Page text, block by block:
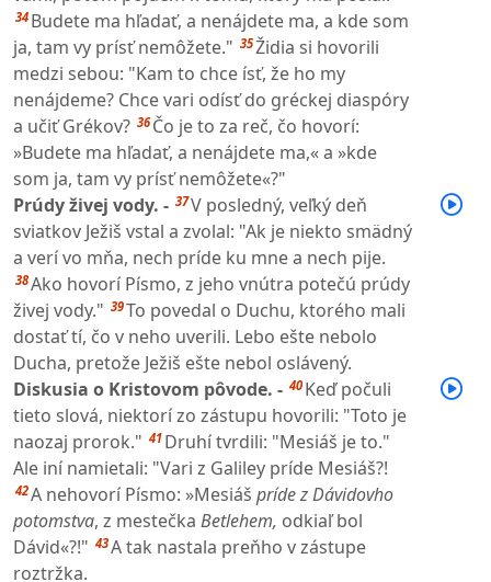
34 Budete ma hľadať, a nenájdete ma, a kde som
ja, tam vy prísť nemôžete." 35Židia si hovorili
medzi sebou: "Kam to chce ísť, že ho my
nenájdeme? Chce vari odísť do gréckej diaspóry
a učiť Grékov? 36 Čo je to za reč, čo hovorí:
»Budete ma hľadať, a nenájdete ma,« a »kde
som ja, tam vy prísť nemôžete«?"
Prúdy živej vody. - 37V posledný, veľký deň
sviatkov Ježiš vstal a zvolal: "Ak je niekto smädný
a verí vo mňa, nech príde ku mne a nech pije.
38Ako hovorí Písmo, z jeho vnútra potečú prúdy
živej vody." 39To povedal o Duchu, ktorého mali
dostať tí, čo v neho uverili. Lebo ešte nebolo
Ducha, pretože Ježiš ešte nebol oslávený.
Diskusia o Kristovom pôvode. - 40 Keď počuli
tieto slová, niektorí zo zástupu hovorili: "Toto je
naozaj prorok." 41 Druhí tvrdili: "Mesiáš je to."
Ale iní namietali: "Vari z Galiley príde Mesiáš?!
42A nehovorí Písmo: »Mesiáš príde z Dávidovho
potomstva, z mestečka Betlehem, odkiaľ bol
Dávid«?!" 43A tak nastala preňho v zástupe
roztržka.